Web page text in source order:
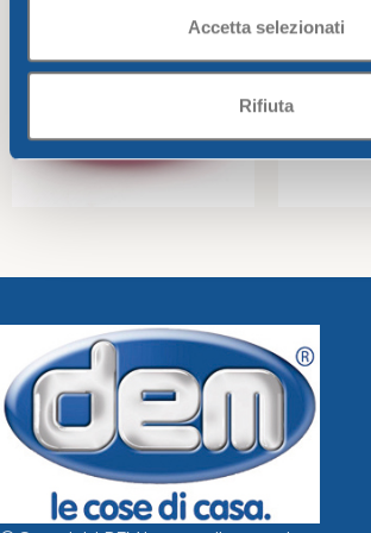
Accetta selezionati
Rifiuta
2,07€
Add To Cart
1,40
Add To Cart